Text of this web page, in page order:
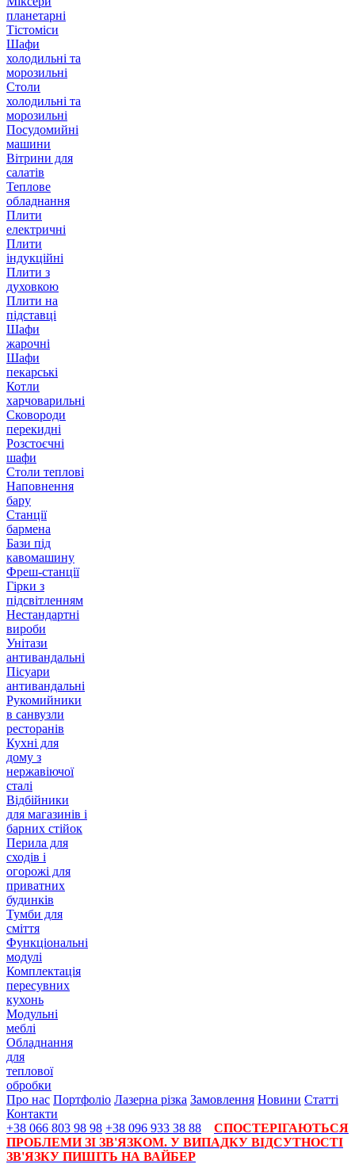
планетарні
Тістоміси
Шафи
холодильні та
морозильні
Столи
холодильні та
морозильні
Посудомийні
машини
Вітрини для
салатів
Теплове
обладнання
Плити
електричні
Плити
індукційні
Плити з
духовкою
Плити на
підставці
Шафи
жарочні
Шафи
пекарські
Котли
харчоварильні
Сковороди
перекидні
Розстоєчні
шафи
Столи теплові
Наповнення
бару
Станції
бармена
Бази під
кавомашину
Фреш-станції
Гірки з
підсвітленням
Нестандартні
вироби
Унітази
антивандальні
Пісуари
антивандальні
Рукомийники
в санвузли
ресторанів
Кухні для
дому з
нержавіючої
сталі
Відбійники
для магазинів і
барних стійок
Перила для
сходів і
огорожі для
приватних
будинків
Тумби для
сміття
Функціональні
модулі
Комплектація
пересувних
кухонь
Модульні
меблі
Обладнання
для
теплової
обробки
Про нас Портфоліо Лазерна різка Замовлення Новини Статті
Контакти
+38 066 803 98 98 +38 096 933 38 88
СПОСТЕРІГАЮТЬСЯ
ПРОБЛЕМИ ЗІ ЗВ'ЯЗКОМ. У ВИПАДКУ ВІДСУТНОСТІ
ЗВ'ЯЗКУ ПИШІТЬ НА ВАЙБЕР